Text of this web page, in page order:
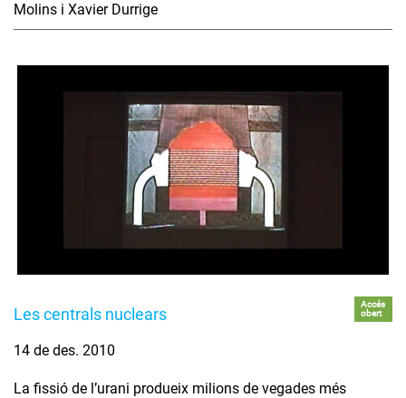
Molins i Xavier Durrige
Les centrals nuclears
Accés
obert
14 de des. 2010
La fissió de l’urani produeix milions de vegades més